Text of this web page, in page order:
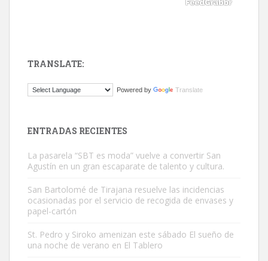
Este gato macho ha aparecido en la calle hace menos de un mes,
Adopción urgente
Busco adopción responsable para mi perra. Pastor alemán,
hembra, 4 años. Por motivos personales ...
TRANSLATE:
Powered by Translate
ENTRADAS RECIENTES
La pasarela “SBT es moda” vuelve a convertir San
Agustín en un gran escaparate de talento y cultura.
San Bartolomé de Tirajana resuelve las incidencias
ocasionadas por el servicio de recogida de envases y
papel-cartón
St. Pedro y Siroko amenizan este sábado El sueño de
una noche de verano en El Tablero